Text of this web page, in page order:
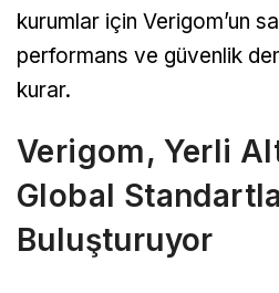
kurumlar için Verigom’un
performans ve güvenlik
kurar.
Verigom, Yerli
Global
Buluşturuyor